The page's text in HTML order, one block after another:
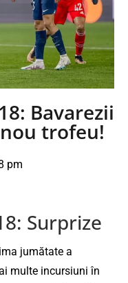
Bavarezii
trofeu!
pm
Surprize
jumătate a
multe incursiuni în